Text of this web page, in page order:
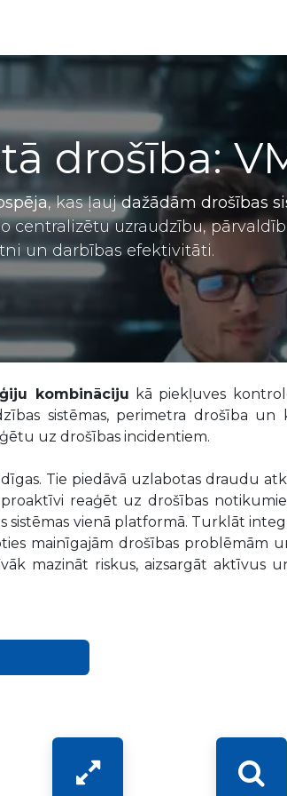
drošība:
, kas ļaujdažādām drošības
uzraudzību,
un darbības efektivitāti.
kombināciju kā piekļuves
sistēmas, perimetra drošība un
uz drošības incidentiem.
Tie piedāvā uzlabotas draudu
reaģēt uz drošības
vienā platformā. Turklāt
mainīgajām drošības problēmām
mazināt riskus, aizsargāt